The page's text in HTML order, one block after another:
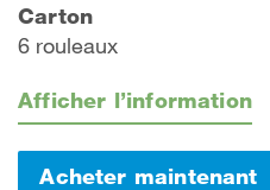
Carton
6 rouleaux
Afficher l’information
Acheter maintenant